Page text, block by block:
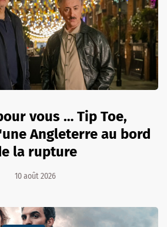
vous … Tip Toe,
Angleterre au bord
la rupture
10 août 2026